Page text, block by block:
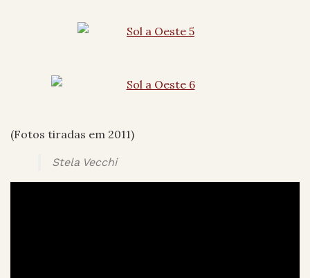
(Fotos tiradas em 2011)
Stela Vecchi